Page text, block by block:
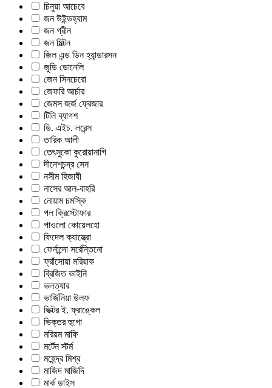
চিনুয়া আচেবে
জন উইন্ডহ্যাম
জন গ্রীন
জন মিল্টন
জিল এন্ড ডিন হ্যান্ডারসন
জুডি ডোনেলি
জেন সিনচেরো
জেফরি আর্চার
জেমস জর্জ ফ্রেজার
টিলি ব্যাগশ
ডি. এইচ. লরেন্স
তারিক আলী
তেৎসুকো কুরোয়ানাগি
দীনেশচন্দ্র সেন
নসীম হিজাযী
নাসের আল-বাহরি
নোয়াম চমস্কি
পল ক্রিস্টোফার
পাওলো কোয়েলহো
ফিদেল ক্যাস্ত্রো
ফের্নান্দো সর্রেন্তিনো
ফ্রাঁসোয়া মরিয়াক
ব্রিজিত ভাইনি
ভলত্যার
ভার্জিনিয়া উলফ
ভিক্টর ই. ফ্রাঙ্কেল
ভিক্তর হুগো
মরিয়ম মাফি
মর্টেন স্টর্ম
মহেন্দ্র মিশ্র
মাজিদ মাজিদি
মার্ক ডাইস